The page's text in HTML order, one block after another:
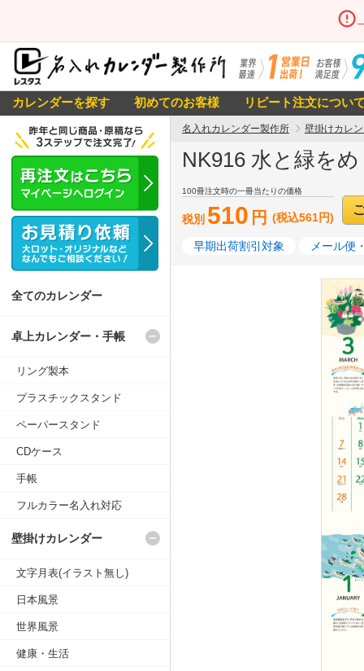
カレンダーを探す 初めてのお客様 リピート注文につい
名入れカレンダー製作所 壁掛けカレ
NK916 水と緑を
100冊注文時の一冊当たりの価格
税別 510 円 (税込561円)
早期出荷割引対象 メール便
全てのカレンダー
卓上カレンダー・手帳
リング製本
プラスチックスタンド
ペーパースタンド
CDケース
手帳
フルカラー名入れ対応
壁掛けカレンダー
文字月表(イラスト無し)
日本風景
世界風景
健康・生活